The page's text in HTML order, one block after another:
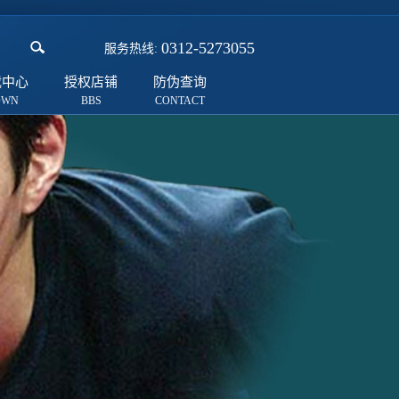
服务热线: 0312-5273055
心 授权店铺 防伪查询